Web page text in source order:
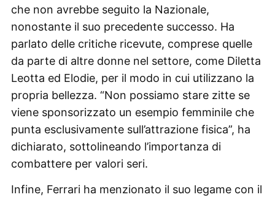
che non avrebbe seguito la Nazionale,
nonostante il suo precedente successo. Ha
parlato delle critiche ricevute, comprese quelle
da parte di altre donne nel settore, come Diletta
Leotta ed Elodie, per il modo in cui utilizzano la
propria bellezza. “Non possiamo stare zitte se
viene sponsorizzato un esempio femminile che
punta esclusivamente sull’attrazione fisica”, ha
dichiarato, sottolineando l’importanza di
combattere per valori seri.
Infine, Ferrari ha menzionato il suo legame con il